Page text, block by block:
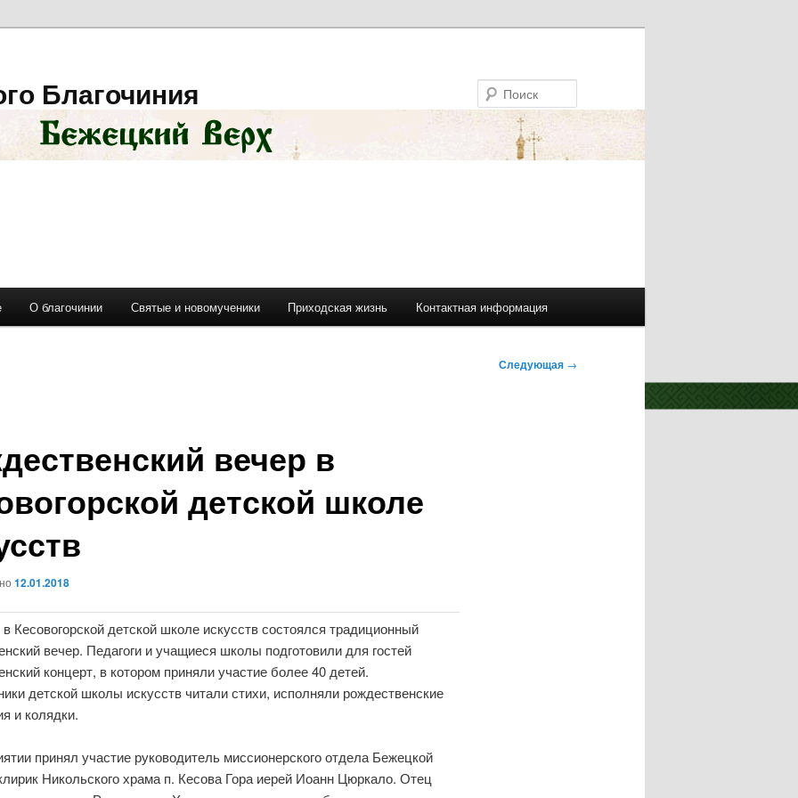
Благочиния
О благочинии Святые и новомученики Приходская жизнь Контактная информация
Следующая →
вечер в
детской школе
12.01.2018
в Кесовогорской детской школе искусств состоялся традиционный
вечер. Педагоги и учащиеся школы подготовили для гостей
концерт, в котором приняли участие более 40 детей.
детской школы искусств читали стихи, исполняли рождественские
и колядки.
принял участие руководитель миссионерского отдела Бежецкой
Никольского храма п. Кесова Гора иерей Иоанн Цюркало. Отец